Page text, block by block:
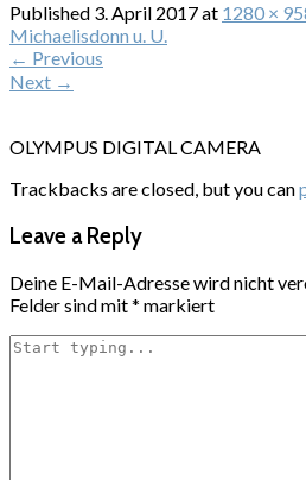
Published 3. April 2017at 1280 ×
Michaelisdonn u. U.
← Previous
Next →
OLYMPUS DIGITAL CAMERA
Trackbacks are closed, but you can
Leave a Reply
Deine E-Mail-Adresse wird nicht
Felder sind mit* markiert